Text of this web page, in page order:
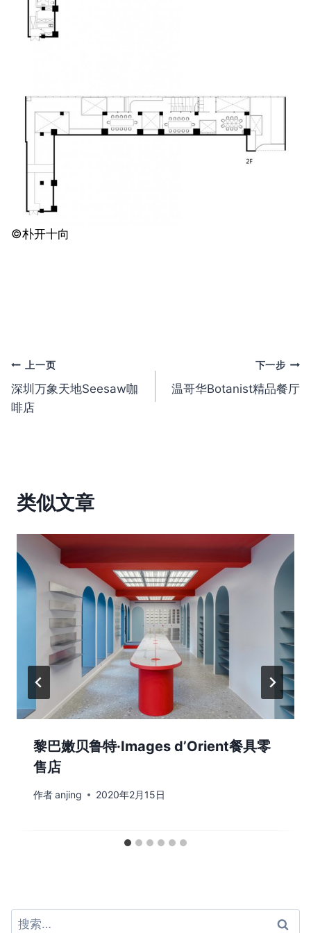
©️朴开十向
文
章
上一页
深圳万象天地Seesaw咖
啡店
下一步
温哥华Botanist精品餐厅
类似文章
黎巴嫩贝鲁特·Images d’Orient餐具零
售店
作者anjing 2020年2月15日
搜